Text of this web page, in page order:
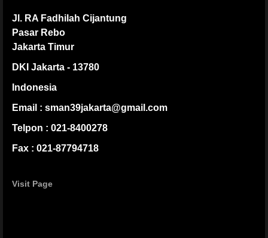
Jl. RA Fadhilah Cijantung
Pasar Rebo
Jakarta Timur
DKI Jakarta - 13780
Indonesia
Email : sman39jakarta@gmail.com
Telpon : 021-8400278
Fax : 021-87794718
Visit Page